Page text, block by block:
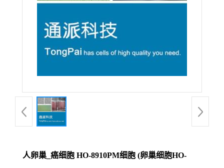
人卵巢_癌细胞 HO-8910PM细胞 (卵巢细胞HO-